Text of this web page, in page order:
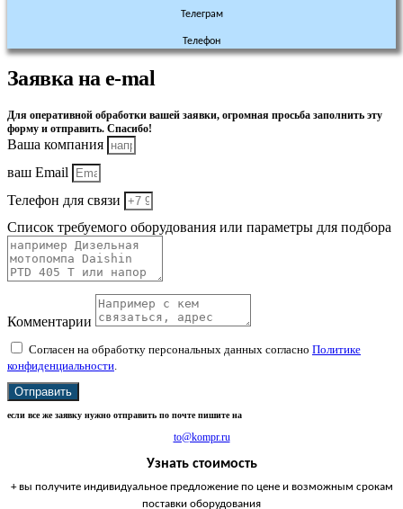
Телеграм
Телефон
Заявка на e-mal
Для оперативной обработки вашей заявки, огромная просьба заполнить эту
форму и отправить. Спасибо!
Ваша компания
ваш Email
Телефон для связи
Список требуемого оборудования или параметры для подбора
Комментарии
Согласен на обработку персональных данных согласно Политике
конфиденциальности.
Отправить
если все же заявку нужно отправить по почте пишите на
to@kompr.ru
Узнать стоимость
+ вы получите индивидуальное предложение по цене и возможным срокам
поставки оборудования